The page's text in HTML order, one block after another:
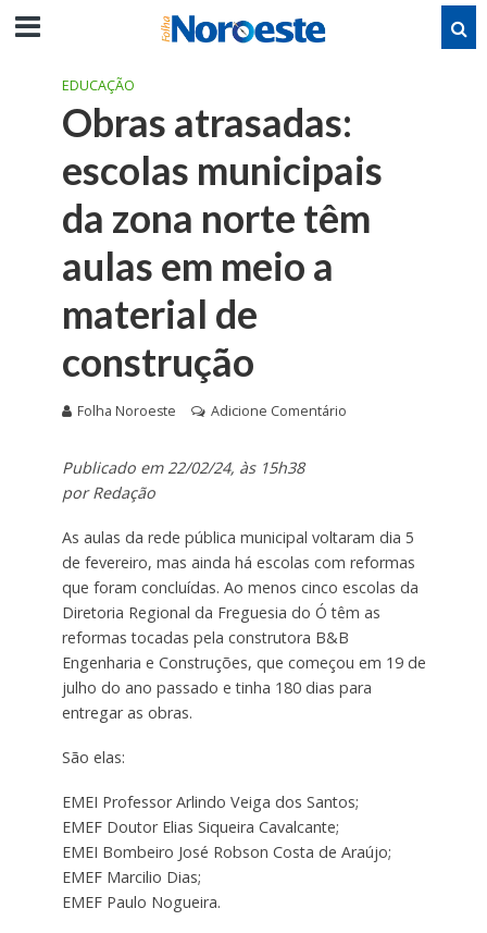
EDUCAÇÃO
Obras atrasadas:
escolas municipais
da zona norte têm
aulas em meio a
material de
construção
Folha Noroeste Adicione Comentário
Publicado em 22/02/24, às 15h38
por Redação
As aulas da rede pública municipal voltaram dia 5
de fevereiro, mas ainda há escolas com reformas
que foram concluídas. Ao menos cinco escolas da
Diretoria Regional da Freguesia do Ó têm as
reformas tocadas pela construtora B&B
Engenharia e Construções, que começou em 19 de
julho do ano passado e tinha 180 dias para
entregar as obras.
São elas:
EMEI Professor Arlindo Veiga dos Santos;
EMEF Doutor Elias Siqueira Cavalcante;
EMEI Bombeiro José Robson Costa de Araújo;
EMEF Marcilio Dias;
EMEF Paulo Nogueira.